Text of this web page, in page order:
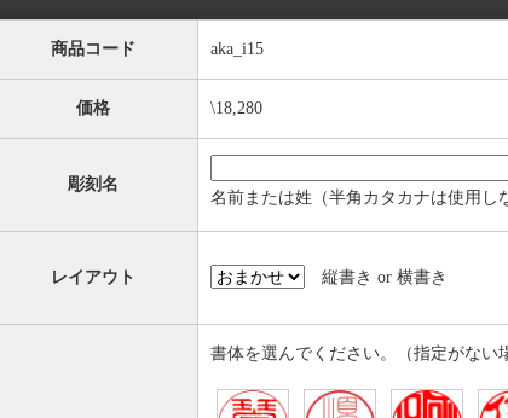
商品コード aka_i15
価格 \18,280
彫刻名
名前または姓（半角カタカナは使用し
レイアウト 縦書き or 横書き
書体を選んでください。（指定がない